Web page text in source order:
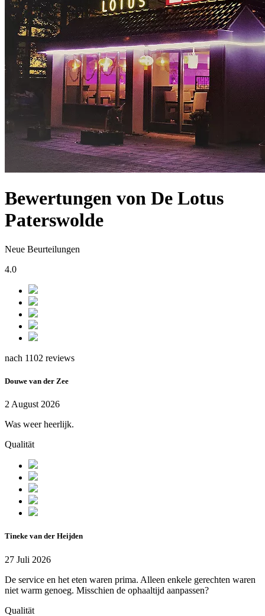
Bewertungen von De Lotus
Paterswolde
Neue Beurteilungen
4.0
nach 1102 reviews
Douwe van der Zee
2 August 2026
Was weer heerlijk.
Qualität
Tineke van der Heijden
27 Juli 2026
De service en het eten waren prima. Alleen enkele gerechten waren
niet warm genoeg. Misschien de ophaaltijd aanpassen?
Qualität